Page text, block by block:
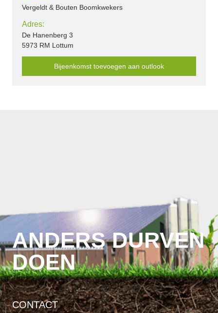
Vergeldt & Bouten Boomkwekers
Adres:
De Hanenberg 3
5973 RM Lottum
ANDERS DURVEN
DOEN
CONTACT